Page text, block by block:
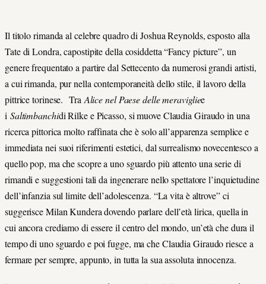
Il titolo rimanda al celebre quadro di Joshua Reynolds, esposto alla
Tate di Londra, capostipite della cosiddetta “Fancy picture”, un
genere frequentato a partire dal Settecento da numerosi grandi artisti,
a cui rimanda, pur nella contemporaneità dello stile, il lavoro della
pittrice torinese. Tra Alice nel Paese delle meravigliee
i Saltimbanchidi Rilke e Picasso, si muove Claudia Giraudo in una
ricerca pittorica molto raffinata che è solo all’apparenza semplice e
immediata nei suoi riferimenti estetici, dal surrealismo novecentesco a
quello pop, ma che scopre a uno sguardo più attento una serie di
rimandi e suggestioni tali da ingenerare nello spettatore l’inquietudine
dell’infanzia sul limite dell’adolescenza. “La vita è altrove” ci
suggerisce Milan Kundera dovendo parlare dell’età lirica, quella in
cui ancora crediamo di essere il centro del mondo, un’età che dura il
tempo di uno sguardo e poi fugge, ma che Claudia Giraudo riesce a
fermare per sempre, appunto, in tutta la sua assoluta innocenza.